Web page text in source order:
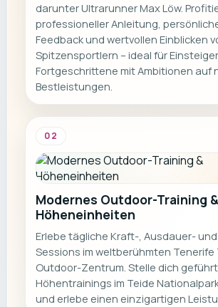
darunter Ultrarunner Max Löw.
professioneller Anleitung,
Feedback und wertvollen Einblicken
Spitzensportlern – ideal für
Fortgeschrittene mit Ambitionen auf
Bestleistungen.
02
Modernes Outdoor-Training &
Höheneinheiten
Erlebe tägliche Kraft-, Ausdauer-
Sessions im weltberühmten Tenerife
Outdoor-Zentrum. Stelle dich
Höhentrainings im Teide
und erlebe einen einzigartigen